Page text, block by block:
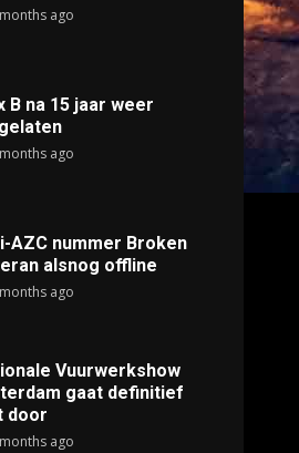
ago
B na 15 jaar weer
ago
AZC nummer Broken
alsnog offline
ago
Vuurwerkshow
gaat definitief
door
ago